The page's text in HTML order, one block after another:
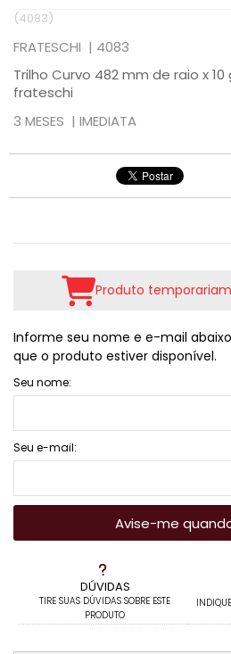
(4083)
FRATESCHI | 4083
Trilho Curvo 482 mm de raio x 10
frateschi
3 MESES | IMEDIATA
DÚVIDAS
TIRE SUAS DÚVIDAS SOBRE ESTE
PRODUTO
Produto
Informe seu nome e e-mail
que o produto estiver disponível.
Seu nome:
Seu e-mail:
Avise-me